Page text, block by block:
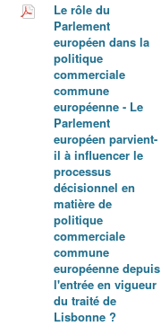
Le rôle du
Parlement
européen dans la
politique
commerciale
commune
européenne - Le
Parlement
européen parvient-
il à influencer le
processus
décisionnel en
matière de
politique
commerciale
commune
européenne depuis
l'entrée en vigueur
du traité de
Lisbonne ?